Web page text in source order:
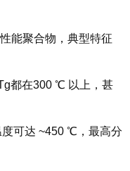
能聚合物，典型特征
都在300 ℃ 以上，甚
度可达 ~450 ℃，最高分